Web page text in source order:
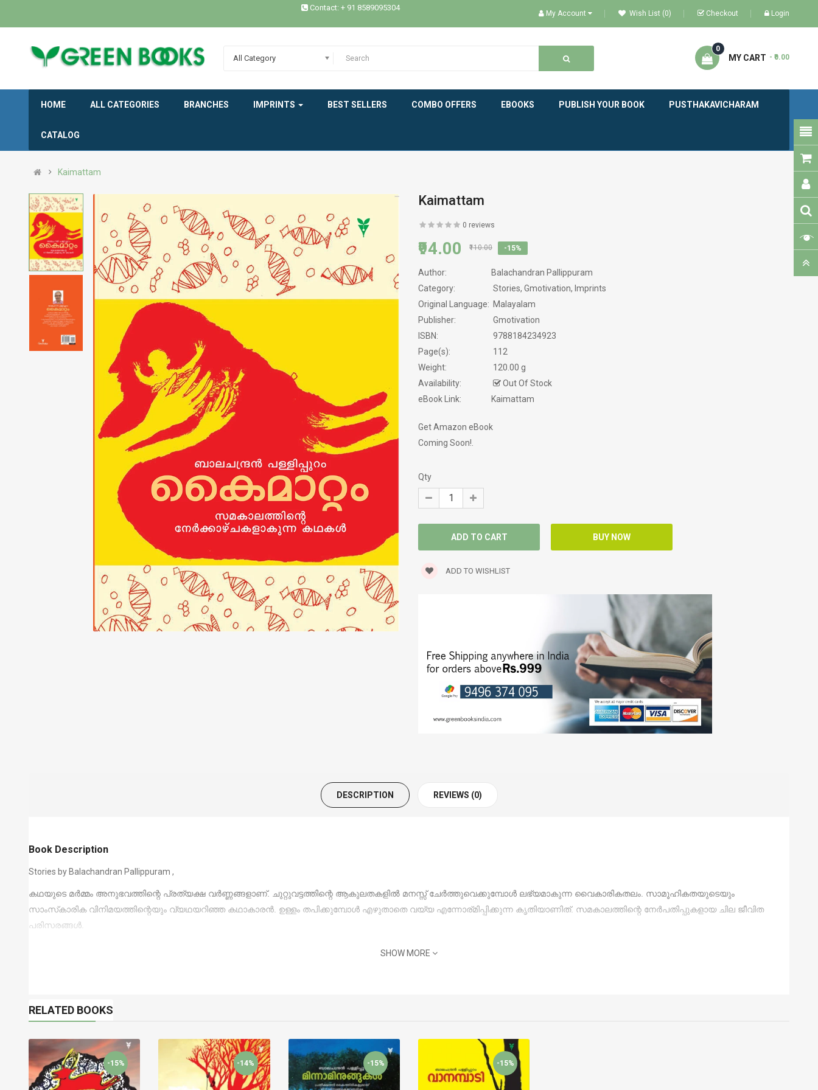
Contact: + 91 8589095304
My Account Wish List (0) Checkout Login
All Category MY CART
0
- ₹0.00
HOME ALL CATEGORIES BRANCHES IMPRINTS BEST SELLERS COMBO OFFERS EBOOKS PUBLISH YOUR BOOK PUSTHAKAVICHARAM
CATALOG
Kaimattam
Kaimattam
0 reviews
₹94.00 ₹110.00 -15%
Author:
Balachandran Pallippuram
Category:
Stories, Gmotivation, Imprints
Original Language: Malayalam
Publisher:
Gmotivation
ISBN:
9788184234923
Page(s):
112
Weight:
120.00 g
Availability:
Out Of Stock
eBook Link:
Kaimattam
Get Amazon eBook
Coming Soon!.
Qty
ADD TO WISHLIST
HEALTH
INTERVIEW
MEMOIRS
MODERN WORLD LITERATURE
NEW BOOK
POEMS
PRAVASAM
PSYCHOLOGY
SCREEN PLAY
SERVICE STORY
SEXOLOGY
SPIRITUAL
STORIES
DESCRIPTION REVIEWS (0)
Book Description
Stories by Balachandran Pallippuram ,
കഥയുടെ മർമ്മം അനുഭവത്തിന്റെ പ്രത്യക്ഷ വർണ്ണങ്ങളാണ്. ചുറ്റുവട്ടത്തിന്റെ ആകുലതകളിൽ മനസ്സ് ചേർത്തുവെക്കുമ്പോൾ ലഭ്യമാകുന്ന വൈകാരികതലം. സാമൂഹികതയുടെയും
സാംസ്‌കാരിക വിനിമയത്തിന്റെയും വ്യഥയറിഞ്ഞ കഥാകാരൻ. ഉള്ളം തപിക്കുമ്പോൾ എഴുതാതെ വയ്യ എന്നോര്മിപ്പിക്കുന്ന കൃതിയാണിത്. സമകാലത്തിന്റെ നേർപതിപ്പുകളായ ചില ജീവിത
പരിസരങ്ങൾ.
SHOW MORE
RELATED BOOKS
-15% -14% -15% -15%